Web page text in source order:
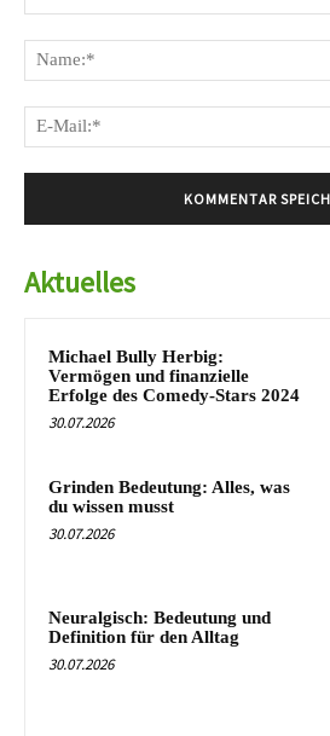
Aktuelles
Michael Bully Herbig:
Vermögen und finanzielle
Erfolge des Comedy-Stars 2024
30.07.2026
Grinden Bedeutung: Alles, was
du wissen musst
30.07.2026
Neuralgisch: Bedeutung und
Definition für den Alltag
30.07.2026